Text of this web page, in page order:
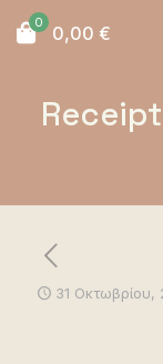
0 0,00 €
31 Οκτωβρίου,